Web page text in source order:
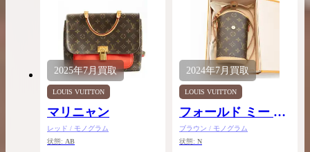
2025年7月買取
LOUIS VUITTON
マリニャン
レッド / モノグラム
状態: AB
2024年7月 買取
LOUIS VUITTON
フォールド ミー ポ
ーチ
ブラウン / モノグラム
状態: N